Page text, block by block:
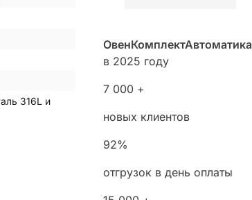
316L и
ОвенКомплектАвтоматика
в 2025 году
7 000 +
новых клиентов
92%
отгрузок в день оплаты